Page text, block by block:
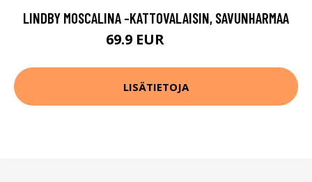
LINDBY MOSCALINA -KATTOVALAISIN, SAVUNHARMAA
69.9 EUR
LISÄTIETOJA